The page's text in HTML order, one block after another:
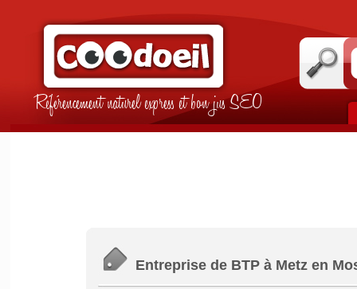
Référencement naturel express et bon jus SEO
Entreprise de BTP à Metz en